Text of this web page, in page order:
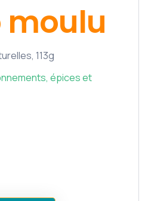
moulu
113g
épices et